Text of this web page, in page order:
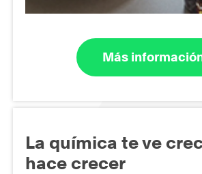
Más
La química te ve
hace crecer